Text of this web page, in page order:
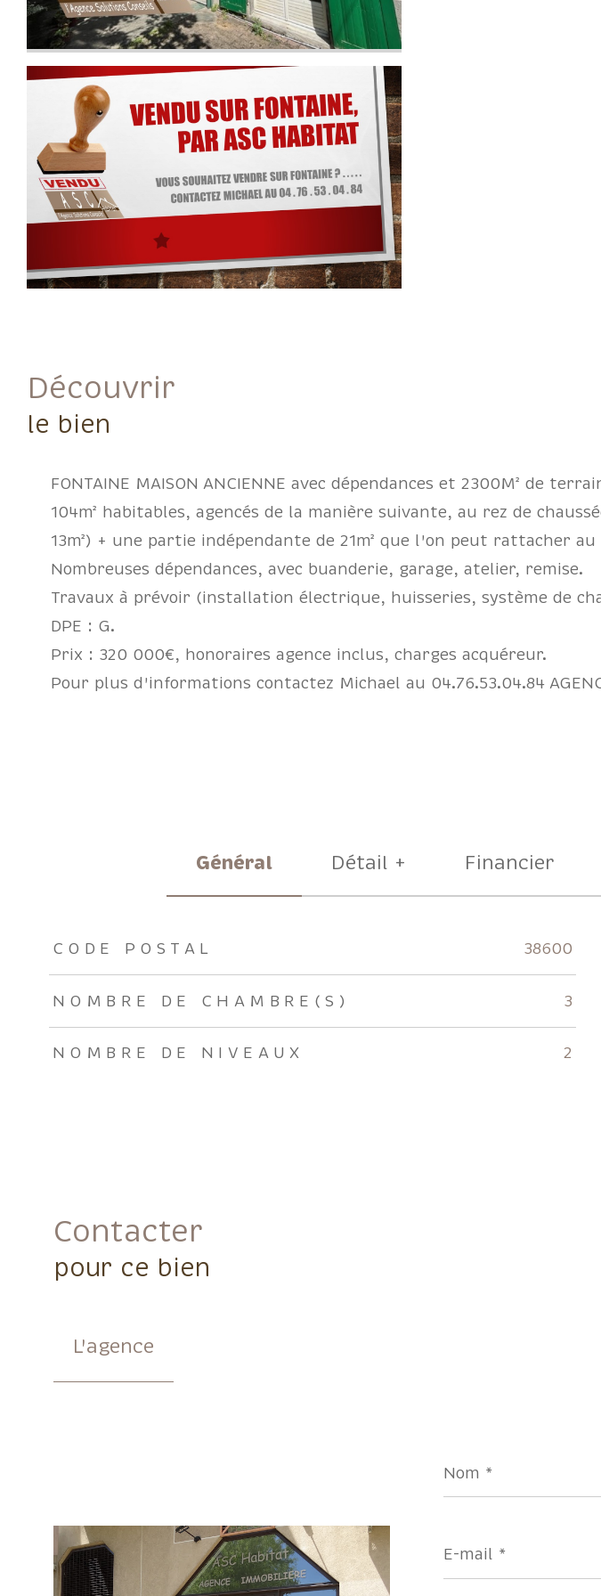
découvrir
le bien
FONTAINE MAISON ANCIENNE avec dépendances et 2300M² de
104m² habitables, agencés de la manière suivante, au rez de
13m²) + une partie indépendante de 21m² que l'on peut rattacher
Nombreuses dépendances, avec buanderie, garage, atelier, remise.
Travaux à prévoir (installation électrique, huisseries, système de
DPE : G.
Prix : 320 000€, honoraires agence inclus, charges acquéreur.
Pour plus d'informations contactez Michael au 04.76.53.04.84 AGENCE
Général Détail + Financier
TRAD_ZEPHYR_Caracteristique
CODE POSTAL 38600
NOMBRE DE CHAMBRE(S) 3
NOMBRE DE NIVEAUX 2
Contacter
pour ce bien
L'agence
*
mail
*